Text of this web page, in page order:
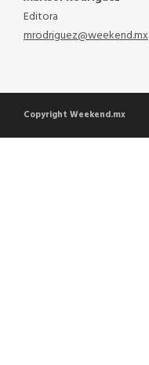
Editora
mrodriguez@weekend.mx
Copyright Weekend.mx